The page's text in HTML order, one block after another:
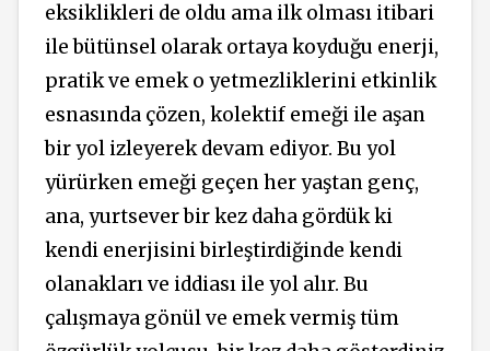
eksiklikleri de oldu ama ilk olması itibari
ile bütünsel olarak ortaya koyduğu enerji,
pratik ve emek o yetmezliklerini etkinlik
esnasında çözen, kolektif emeği ile aşan
bir yol izleyerek devam ediyor. Bu yol
yürürken emeği geçen her yaştan genç,
ana, yurtsever bir kez daha gördük ki
kendi enerjisini birleştirdiğinde kendi
olanakları ve iddiası ile yol alır. Bu
çalışmaya gönül ve emek vermiş tüm